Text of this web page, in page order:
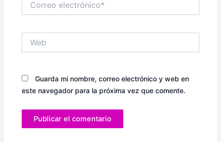
electrónico*
Guarda mi nombre, correo electrónico y web en
este navegador para la próxima vez que comente.